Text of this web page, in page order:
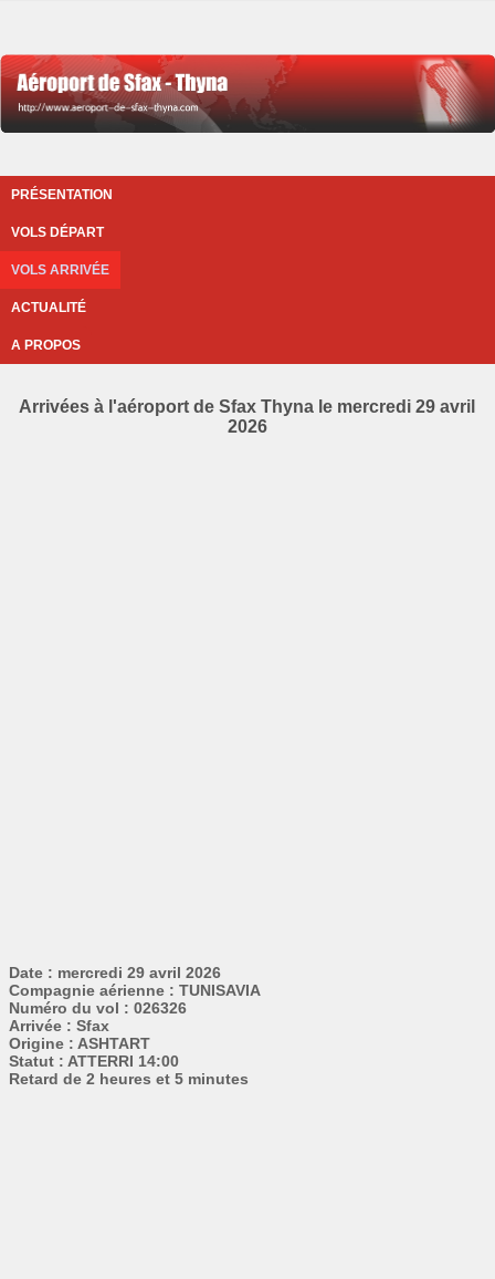
PRÉSENTATION
VOLS DÉPART
VOLS ARRIVÉE
ACTUALITÉ
A PROPOS
Arrivées à l'aéroport de Sfax Thyna le mercredi 29 avril
2026
Date : mercredi 29 avril 2026
Compagnie aérienne : TUNISAVIA
Numéro du vol : 026326
Arrivée : Sfax
Origine : ASHTART
Statut : ATTERRI 14:00
Retard de 2 heures et 5 minutes